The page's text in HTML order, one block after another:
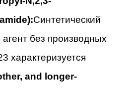
Синтетический
без производных
характеризуется
and longer-